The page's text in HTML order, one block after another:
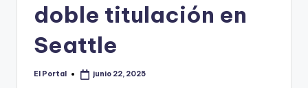
doble titulación en
Seattle
Publicado
El Portal junio 22, 2025